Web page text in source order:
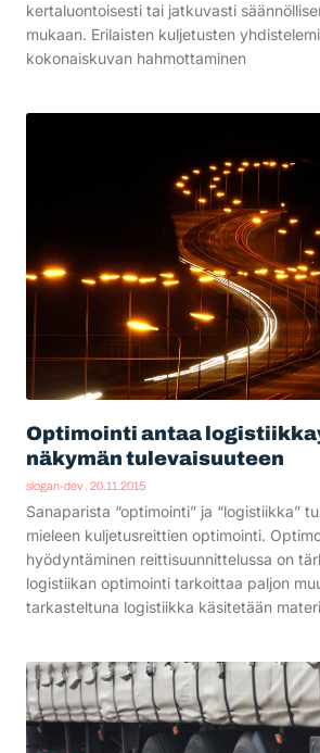
kertaluontoisesti tai jatkuvasti
mukaan. Erilaisten kuljetusten
kokonaiskuvan hahmottaminen
Optimointi antaa
näkymän tulevaisuuteen
slogan-dev 20.11.2015
Sanaparista “optimointi” ja “logistiikka”
mieleen kuljetusreittien optimointi.
hyödyntäminen reittisuunnittelussa on
logistiikan optimointi tarkoittaa paljon
tarkasteltuna logistiikka käsitetään